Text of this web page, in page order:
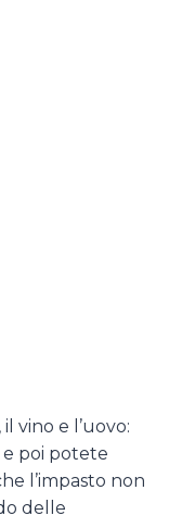
vino e l’uovo:
poi potete
l’impasto non
delle